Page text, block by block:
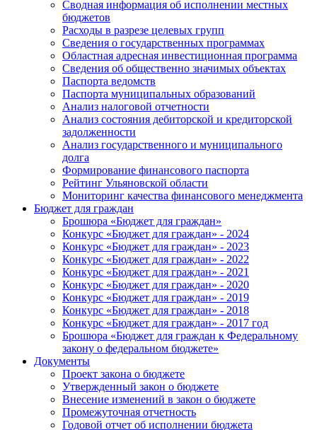
Сводная информация об исполнении местных
бюджетов
Расходы в разрезе целевых групп
Сведения о государственных программах
Областная адресная инвестиционная программа
Сведения об общественно значимых объектах
Паспорта ведомств
Паспорта муниципальных образований
Анализ налоговой отчетности
Анализ состояния дебиторской и кредиторской
задолженности
Анализ государственного и муниципального
долга
Формирование финансового паспорта
Рейтинг Ульяновской области
Мониторинг качества финансового менеджмента
Бюджет для граждан
Брошюра «Бюджет для граждан»
Конкурс «Бюджет для граждан» - 2024
Конкурс «Бюджет для граждан» - 2023
Конкурс «Бюджет для граждан» - 2022
Конкурс «Бюджет для граждан» - 2021
Конкурс «Бюджет для граждан» - 2020
Конкурс «Бюджет для граждан» - 2019
Конкурс «Бюджет для граждан» - 2018
Конкурс «Бюджет для граждан» - 2017 год
Брошюра «Бюджет для граждан к Федеральному
закону о федеральном бюджете»
Документы
Проект закона о бюджете
Утвержденный закон о бюджете
Внесение изменений в закон о бюджете
Промежуточная отчетность
Годовой отчет об исполнении бюджета